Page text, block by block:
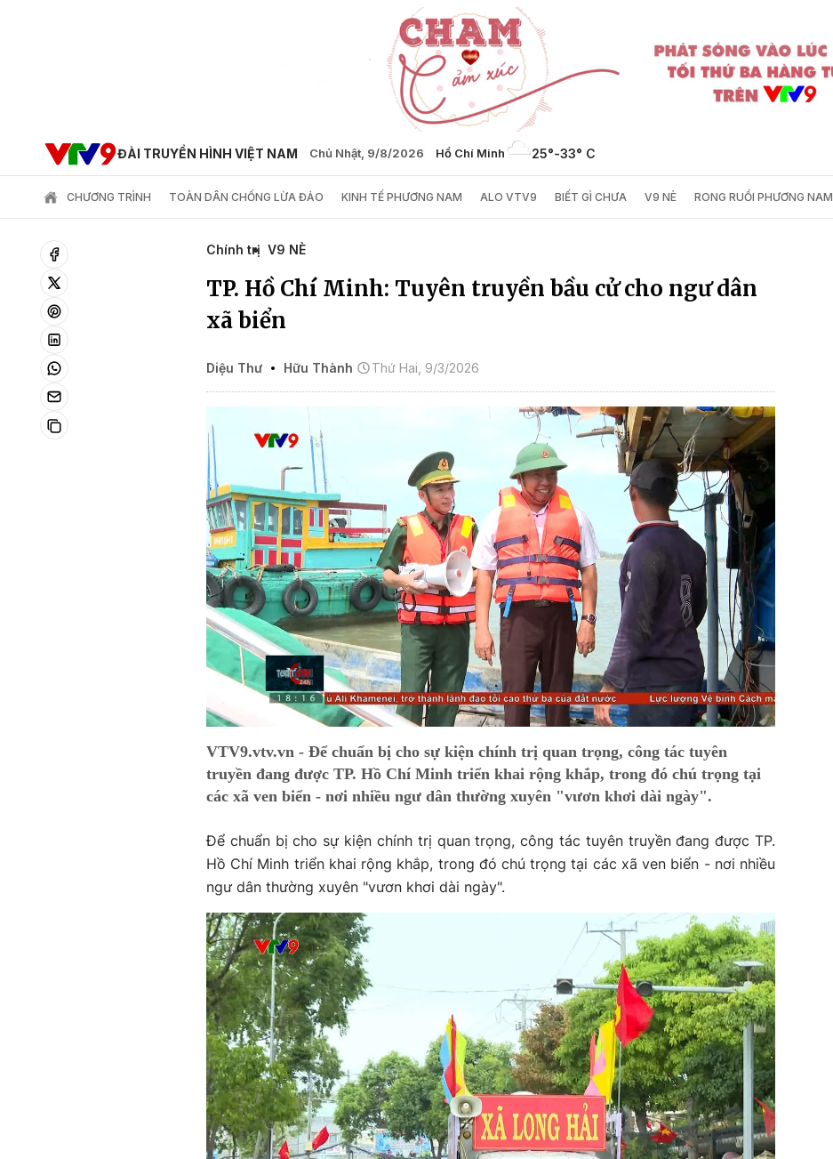
ĐÀI TRUYỀN HÌNH VIỆT NAM Chủ Nhật, 9/8/2026 Hồ Chí Minh 25°-33° C
CHƯƠNG TRÌNH TOÀN DÂN CHỐNG LỪA ĐẢO KINH TẾ PHƯƠNG NAM ALO VTV9 BIẾT GÌ CHƯA V9 NÈ RONG RUỔI PHƯƠNG NAM
Chính trị V9 NÈ
TP. Hồ Chí Minh: Tuyên truyền bầu cử cho ngư dân
xã biển
Diệu Thư Hữu Thành Thứ Hai, 9/3/2026
VTV9.vtv.vn - Để chuẩn bị cho sự kiện chính trị quan trọng, công tác tuyên
truyền đang được TP. Hồ Chí Minh triển khai rộng khắp, trong đó chú trọng tại
các xã ven biển - nơi nhiều ngư dân thường xuyên "vươn khơi dài ngày".
Để chuẩn bị cho sự kiện chính trị quan trọng, công tác tuyên truyền đang được TP.
Hồ Chí Minh triển khai rộng khắp, trong đó chú trọng tại các xã ven biển - nơi nhiều
ngư dân thường xuyên "vươn khơi dài ngày".